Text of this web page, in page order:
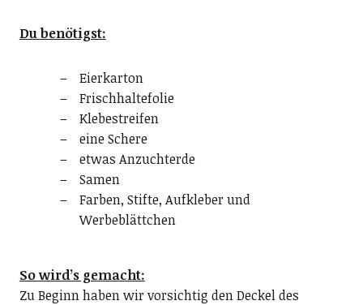
Du benötigst:
Eierkarton
Frischhaltefolie
Klebestreifen
eine Schere
etwas Anzuchterde
Samen
Farben, Stifte, Aufkleber und
Werbeblättchen
So wird’s gemacht:
Zu Beginn haben wir vorsichtig den Deckel des